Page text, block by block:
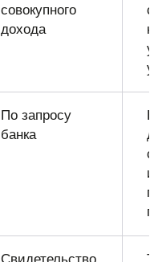
совокупного
дохода
По запросу
банка